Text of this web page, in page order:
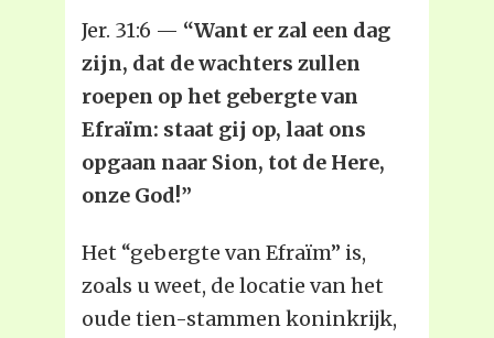
Jer. 31:6 — “Want er zal een dag
zijn, dat de wachters zullen
roepen op het gebergte van
Efraïm: staat gij op, laat ons
opgaan naar Sion, tot de Here,
onze God!”
Het “gebergte van Efraïm” is,
zoals u weet, de locatie van het
oude tien-stammen koninkrijk,